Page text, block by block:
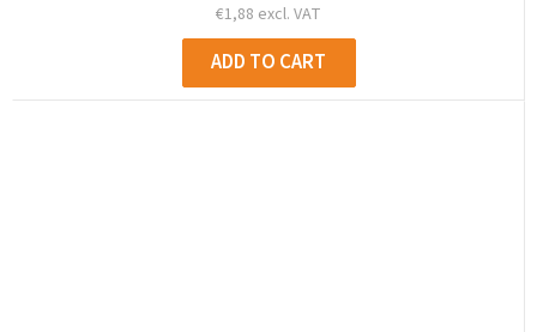
€1,88 excl. VAT
ADD TO CART